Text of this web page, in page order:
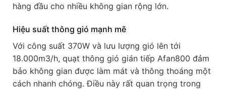
hàng đầu cho nhiều không gian rộng lớn.
Hiệu suất thông gió mạnh mẽ
Với công suất 370W và lưu lượng gió lên tới
18.000m3/h, quạt thông gió gián tiếp Afan800 đảm
bảo không gian được làm mát và thông thoáng một
cách nhanh chóng. Điều này rất quan trọng trong